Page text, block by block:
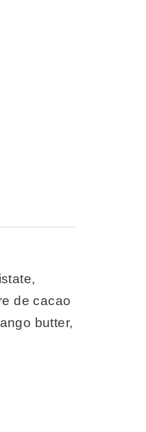
de cacao
butter,